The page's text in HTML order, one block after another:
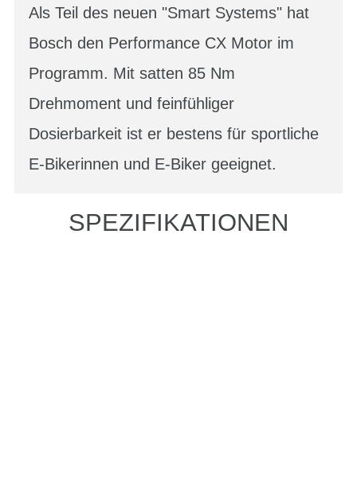
Als Teil des neuen "Smart Systems" hat
Bosch den Performance CX Motor im
Programm. Mit satten 85 Nm
Drehmoment und feinfühliger
Dosierbarkeit ist er bestens für sportliche
E-Bikerinnen und E-Biker geeignet.
SPEZIFIKATIONEN